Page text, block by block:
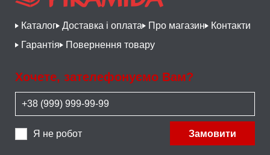
Каталог Доставка і оплата Про магазин
Контакти
Гарантія
Повернення товару
Хочете, зателефонуємо Вам?
Я не робот Замовити